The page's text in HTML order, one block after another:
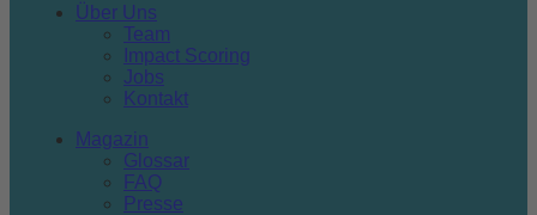
Über Uns
Team
Impact Scoring
Jobs
Kontakt
Magazin
Glossar
FAQ
Presse